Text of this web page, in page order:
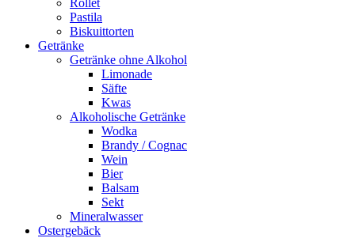
Rollet
Pastila
Biskuittorten
Getränke
Getränke ohne Alkohol
Limonade
Säfte
Kwas
Alkoholische Getränke
Wodka
Brandy / Cognac
Wein
Bier
Balsam
Sekt
Mineralwasser
Ostergebäck